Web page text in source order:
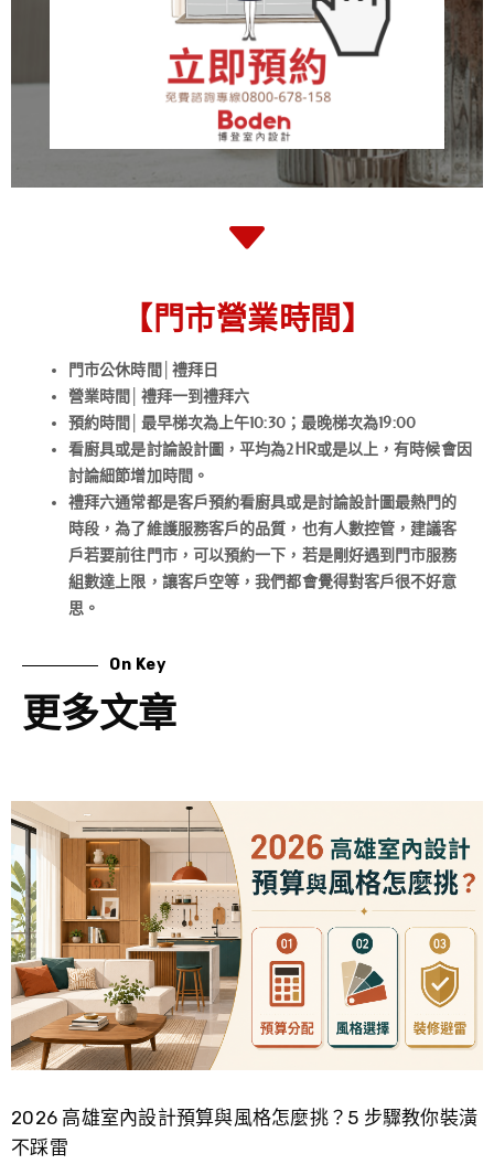
【門市營業時間】
門市公休時間│禮拜日
營業時間│禮拜一到禮拜六
預約時間│最早梯次為上午10:30；最晚梯次為19:00
看廚具或是討論設計圖，平均為2HR或是以上，有時候會因
討論細節增加時間。
禮拜六通常都是客戶預約看廚具或是討論設計圖最熱門的
時段，為了維護服務客戶的品質，也有人數控管，建議客
戶若要前往門市，可以預約一下，若是剛好遇到門市服務
組數達上限，讓客戶空等，我們都會覺得對客戶很不好意
思。
On Key
更多文章
2026 高雄室內設計預算與風格怎麼挑？5 步驟教你裝潢
不踩雷